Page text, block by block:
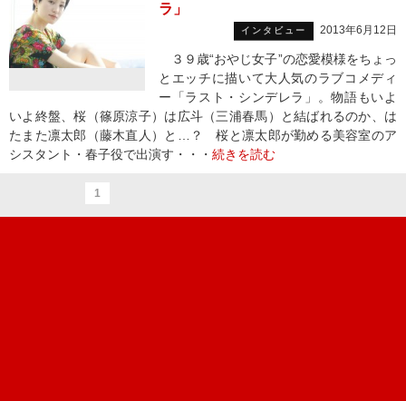
ラ」
インタビュー 2013年6月12日
３９歳“おやじ女子”の恋愛模様をちょっ
とエッチに描いて大人気のラブコメディ
ー「ラスト・シンデレラ」。物語もいよ
いよ終盤、桜（篠原涼子）は広斗（三浦春馬）と結ばれるのか、は
たまた凛太郎（藤木直人）と…？ 桜と凛太郎が勤める美容室のア
シスタント・春子役で出演す・・・ 続きを読む
1